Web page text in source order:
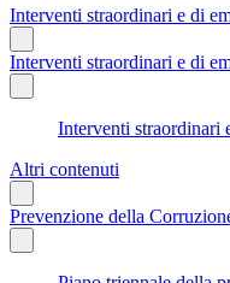
Interventi straordinari e di
Interventi straordinari e di
Interventi straordinari
Altri contenuti
Prevenzione della